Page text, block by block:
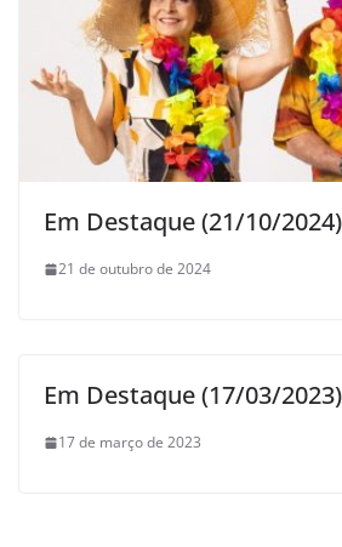
Em Destaque (21/10/2024)
21 de outubro de 2024
Em Destaque (17/03/2023)
17 de março de 2023